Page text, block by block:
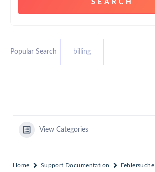
Popular Search billing
View Categories
Home Support Documentation
Fehlersuche